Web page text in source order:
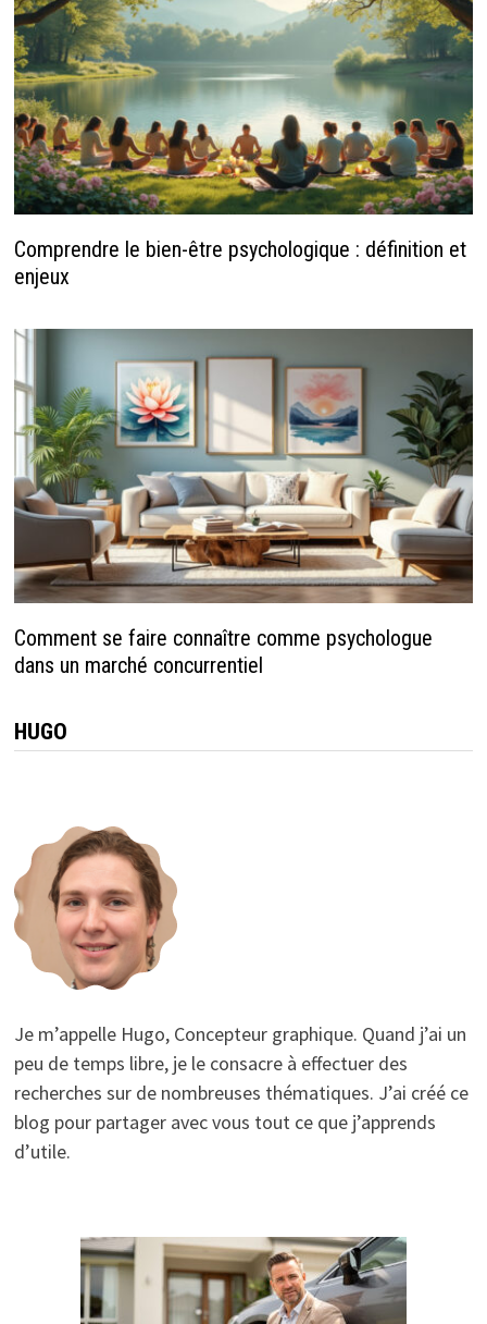
Comprendre le bien-être psychologique : définition et
enjeux
Comment se faire connaître comme psychologue
dans un marché concurrentiel
HUGO
Je m’appelle Hugo, Concepteur graphique. Quand j’ai un
peu de temps libre, je le consacre à effectuer des
recherches sur de nombreuses thématiques. J’ai créé ce
blog pour partager avec vous tout ce que j’apprends
d’utile.